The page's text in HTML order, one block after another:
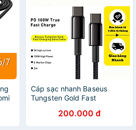
Cáp sạc nhanh Baseus
Tungsten Gold Fast
to Type C 100W CATWJ -
Hàng chính hãng
200.000 đ